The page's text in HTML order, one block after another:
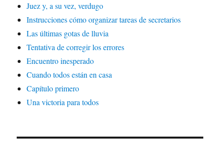
Juez y, a su vez, verdugo
Instrucciones cómo organizar tareas de secretarios
Las últimas gotas de lluvia
Tentativa de corregir los errores
Encuentro inesperado
Cuando todos están en casa
Capítulo primero
Una victoria para todos